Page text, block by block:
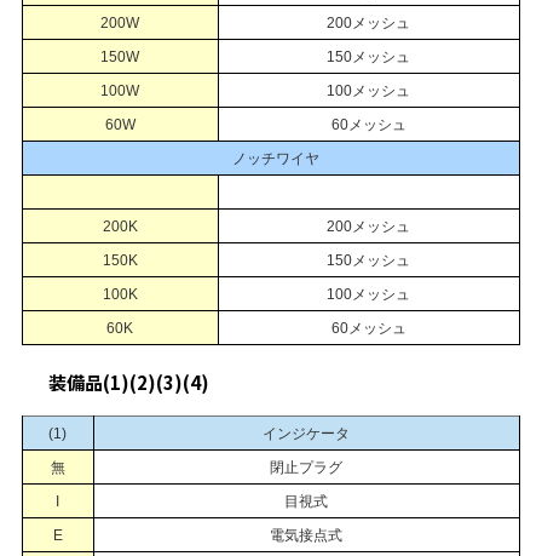
200W
200メッシュ
150W
150メッシュ
100W
100メッシュ
60W
60メッシュ
ノッチワイヤ
200K
200メッシュ
150K
150メッシュ
100K
100メッシュ
60K
60メッシュ
装備品(1)(2)(3)(4)
(1)
インジケータ
無
閉止プラグ
I
目視式
E
電気接点式